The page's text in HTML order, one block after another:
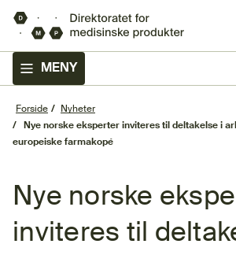
MENY
Forside
Nyheter
Nye norske eksperter inviteres til deltakelse i
europeiske farmakopé
Nye norske
inviteres til